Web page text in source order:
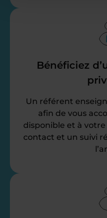
Bénéficiez
Un référent
afin de vous
disponible et à
contact et un suivi